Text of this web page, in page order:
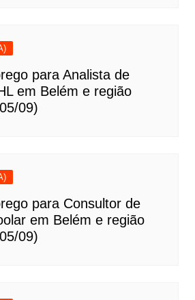
para Analista de
em Belém e região
09)
para Consultor de
em Belém e região
09)